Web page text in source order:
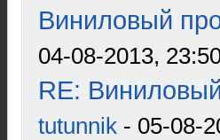
Виниловый
04-08-2013,
RE:
tutunnik - 05-08-